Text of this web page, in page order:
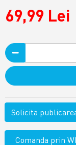
69,99 Lei
Solicita
Comanda prin